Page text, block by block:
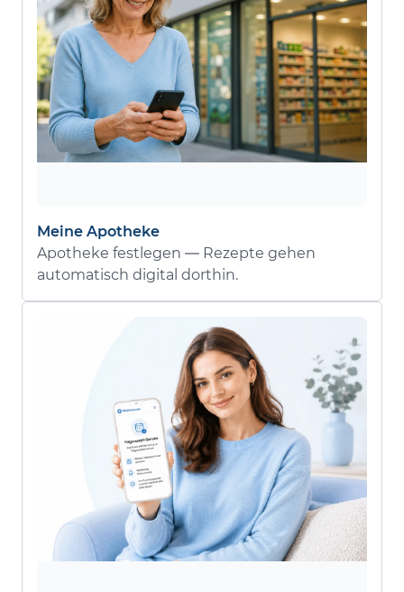
Meine Apotheke
Apotheke festlegen — Rezepte gehen
automatisch digital dorthin.